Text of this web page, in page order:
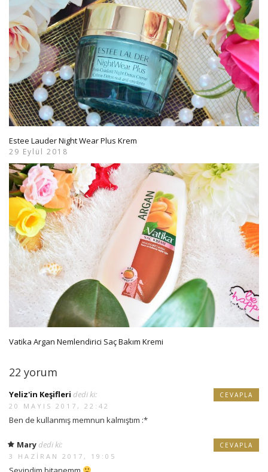
Estee Lauder Night Wear Plus Krem
29 Eylül 2018
Vatika Argan Nemlendirici Saç Bakım Kremi
22 yorum
Yeliz'in Keşifleri dedi ki:
20 MAYIS 2017, 22:42
Ben de kullanmış memnun kalmıştım :*
CEVAPLA
Mary dedi ki:
3 HAZIRAN 2017, 19:05
CEVAPLA